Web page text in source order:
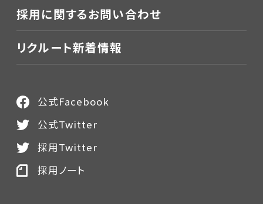
採用に関するお問い合わせ
リクルート新着情報
公式Facebook
公式Twitter
採用Twitter
採用ノート